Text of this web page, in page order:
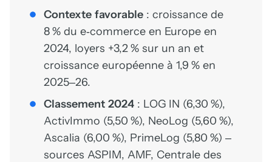
Contexte favorable : croissance de
8 % du e‑commerce en Europe en
2024, loyers +3,2 % sur un an et
croissance européenne à 1,9 % en
2025–26.
Classement 2024 : LOG IN (6,30 %),
ActivImmo (5,50 %), NeoLog (5,60 %),
Ascalia (6,00 %), PrimeLog (5,80 %) –
sources ASPIM, AMF, Centrale des